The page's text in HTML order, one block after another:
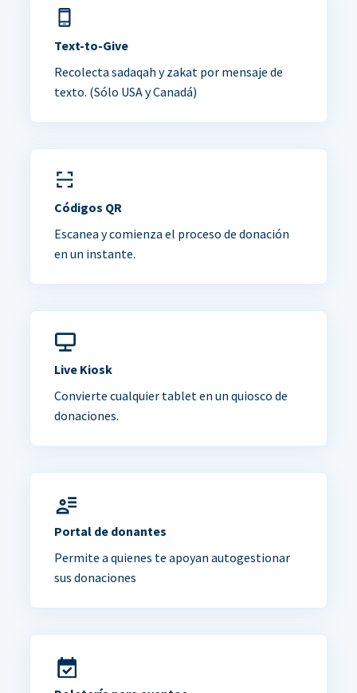
Text-to-Give
Recolecta sadaqah y zakat por mensaje de
texto. (Sólo USA y Canadá)
Códigos QR
Escanea y comienza el proceso de donación
en un instante.
Live Kiosk
Convierte cualquier tablet en un quiosco de
donaciones.
Portal de donantes
Permite a quienes te apoyan autogestionar
sus donaciones